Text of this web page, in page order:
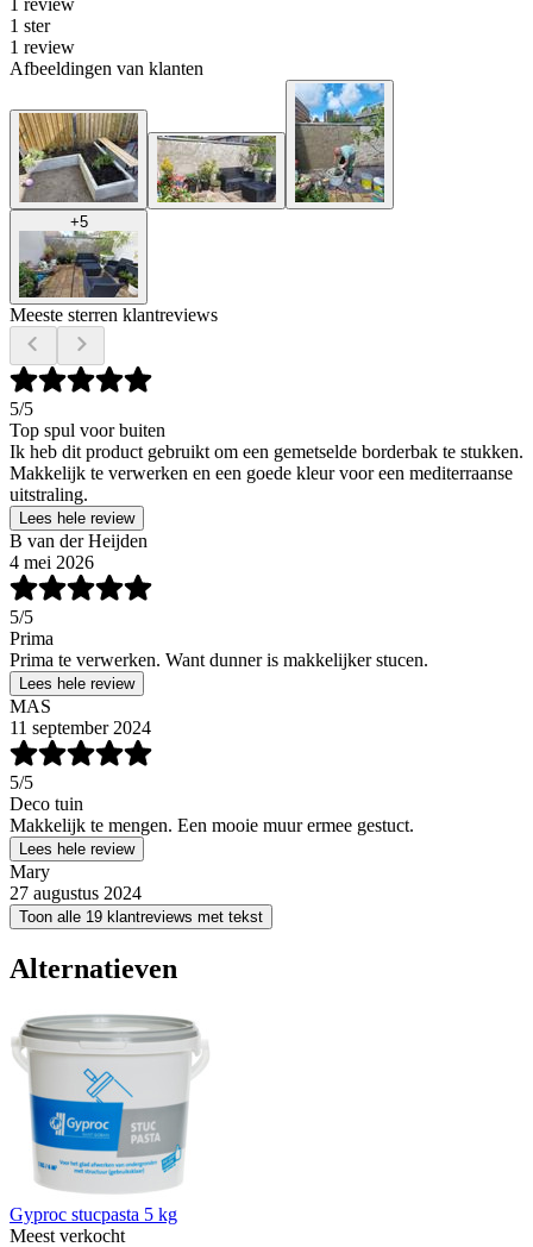
1 ster
1 review
Afbeeldingen van klanten
+5
Meeste sterren klantreviews
5/5
Top spul voor buiten
Ik heb dit product gebruikt om een gemetselde borderbak te stukken.
Makkelijk te verwerken en een goede kleur voor een mediterraanse
uitstraling.
Lees hele review
B van der Heijden
4 mei 2026
5/5
Prima
Prima te verwerken. Want dunner is makkelijker stucen.
Lees hele review
MAS
11 september 2024
5/5
Deco tuin
Makkelijk te mengen. Een mooie muur ermee gestuct.
Lees hele review
Mary
27 augustus 2024
Toon alle 19 klantreviews met tekst
Alternatieven
Gyproc stucpasta 5 kg
Meest verkocht